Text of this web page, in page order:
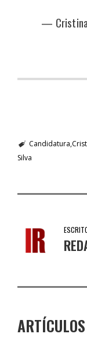
— Cristina
Candidatura
Silva